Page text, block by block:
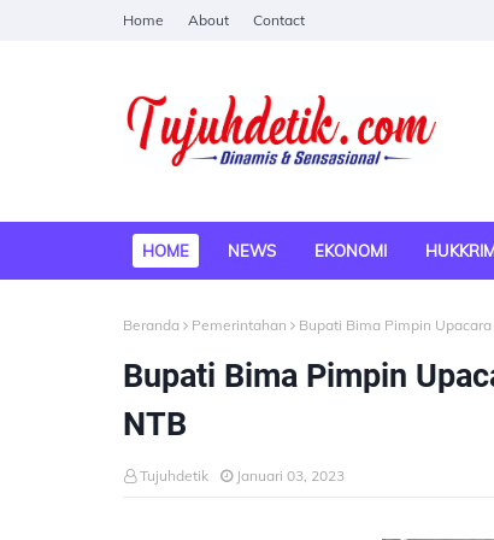
Home About Contact
HOME NEWS EKONOMI
Beranda Pemerintahan Bupati Bima Pimpin
Bupati Bima Pimpin
NTB
Tujuhdetik Januari 03, 2023